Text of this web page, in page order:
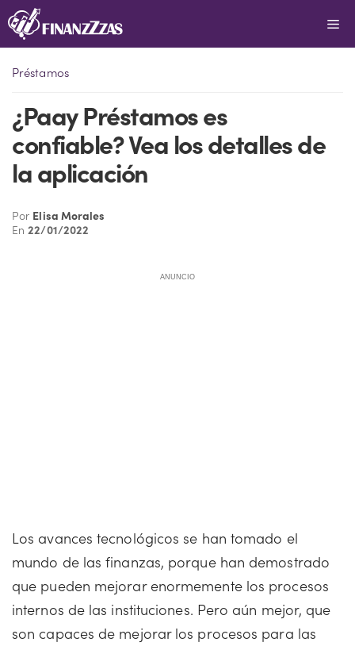
Saltar
al
Préstamos
¿Paay Préstamos es
confiable? Vea los detalles de
la aplicación
Por Elisa Morales
En22/01/2022
ANUNCIO
Los avances tecnológicos se han tomado el
mundo de las finanzas, porque han demostrado
que pueden mejorar enormemente los procesos
internos de las instituciones. Pero aún mejor, que
son capaces de mejorar los procesos para las